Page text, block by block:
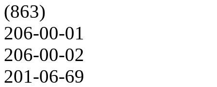
(863)
206-00-01
206-00-02
201-06-69